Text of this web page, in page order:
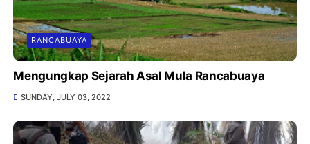
RANCABUAYA
Mengungkap Sejarah Asal Mula Rancabuaya
SUNDAY, JULY 03, 2022